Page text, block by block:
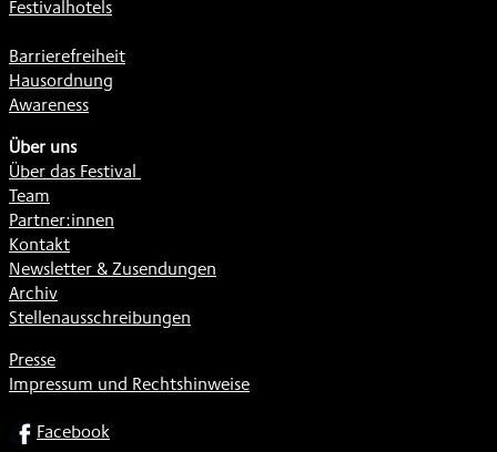
Festivalhotels
Barrierefreiheit
Hausordnung
Awareness
Über uns
Über das Festival
Team
Partner:innen
Kontakt
Newsletter & Zusendungen
Archiv
Stellenausschreibungen
Presse
Impressum und Rechtshinweise
SOCIALFacebook